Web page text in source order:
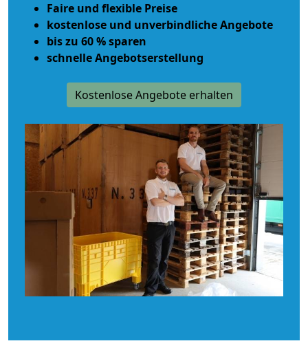
Faire und flexible Preise
kostenlose und unverbindliche Angebote
bis zu 60 % sparen
schnelle Angebotserstellung
Kostenlose Angebote erhalten